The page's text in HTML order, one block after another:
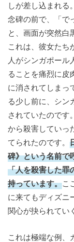
しが差し込まれる
念碑の前で、「で
と、画面が突然白
これは、彼女たち
人がシンガポール
ることを痛烈に皮
に消されてしまっ
る少し前に、シン
されていたのです
から殺害していっ
てられたのです。
碑》という名前で
「人を殺害した罪
持っています。 こ
に来てもディズニ
関心が抉られてい
これは極端な例、